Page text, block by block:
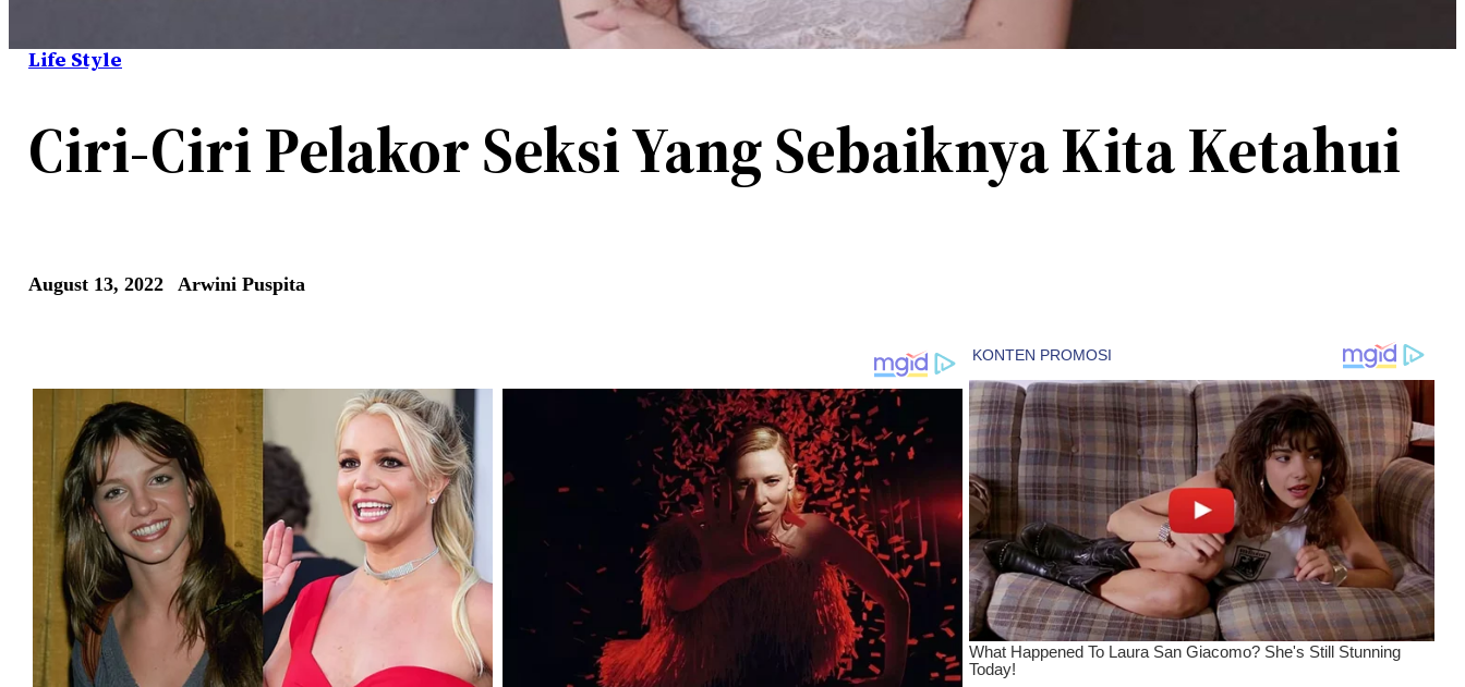
Life Style
Ciri-Ciri Pelakor Seksi Yang Sebaiknya Kita Ketahui
August 13, 2022 Arwini Puspita